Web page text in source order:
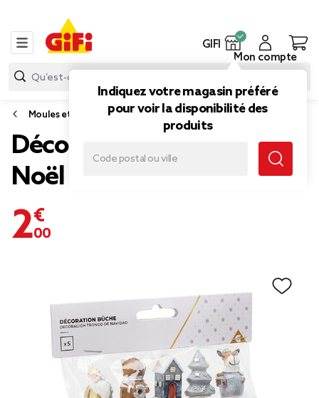
GIFI
Indiquez votre magasin préféré
pour voir la disponibilité des
produits
Mon compte
Moules et emporte-pièces
Décoration pour bûche de
Noël x5
2,00 €